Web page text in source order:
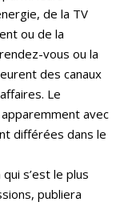
de la TV
ou de la
vous ou la
des canaux
Le
avec
différées dans le
s’est le plus
publiera